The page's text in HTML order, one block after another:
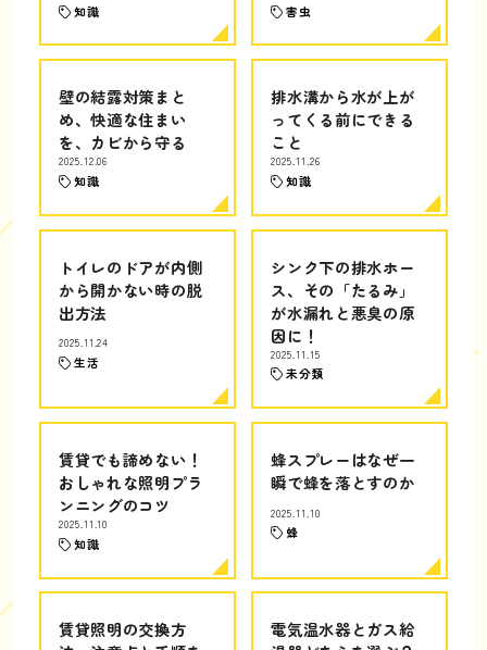
知識 害虫
壁の結露対策まと
め、快適な住まい
を、カビから守る
2025.12.06
知識
排水溝から水が上が
ってくる前にできる
こと
2025.11.26
知識
トイレのドアが内側
から開かない時の脱
出方法
2025.11.24
生活
シンク下の排水ホー
ス、その「たるみ」
が水漏れと悪臭の原
因に！
2025.11.15
未分類
賃貸でも諦めない！
おしゃれな照明プラ
ンニングのコツ
2025.11.10
知識
蜂スプレーはなぜ一
瞬で蜂を落とすのか
2025.11.10
蜂
賃貸照明の交換方
電気温水器とガス給